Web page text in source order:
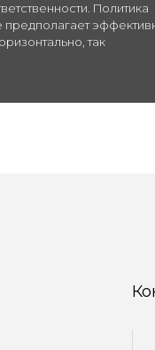
Политика
предполагает
так